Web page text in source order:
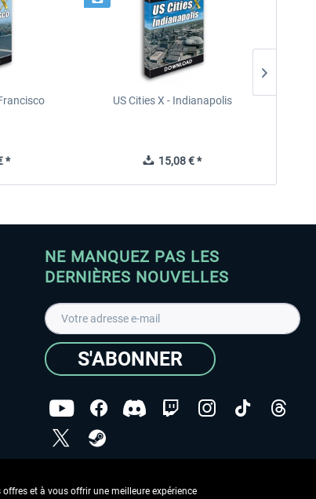
*
US Cities X - Indianapolis
15,08 € *
NE MANQUEZ PAS LES
DERNIÈRES NOUVELLES
S'ABONNER
Copyright © Aerosoft GmbH - Tous droits réservés
et à vous offrir une meilleure expérience